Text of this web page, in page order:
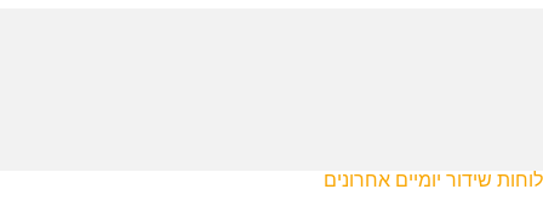
לוחות שידור יומיים אחרונים